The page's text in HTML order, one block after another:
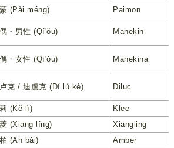
(Pài méng)
Paimon
・男性 (Qí'ǒu) Manekin
・女性 (Qí'ǒu) Manekina
克 / 迪盧克 (Dí lú kè) Diluc
(Kě lì)
Klee
(Xiāng líng)
Xiangling
(Ān bǎi)
Amber